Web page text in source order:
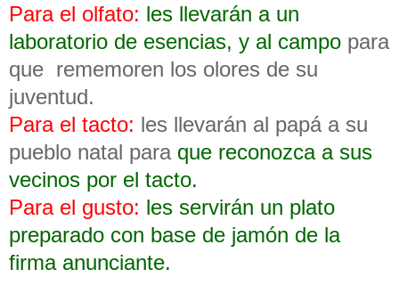
Para el olfato: les llevarán a un
laboratorio de esencias, y al campo para
que rememoren los olores de su
juventud.
Para el tacto: les llevarán al papá a su
pueblo natal para que reconozca a sus
vecinos por el tacto.
Para el gusto: les servirán un plato
preparado con base de jamón de la
firma anunciante.